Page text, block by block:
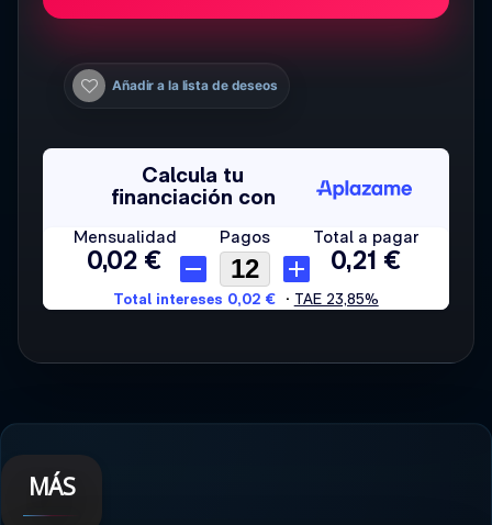
Añadir a la lista de deseos
MÁS